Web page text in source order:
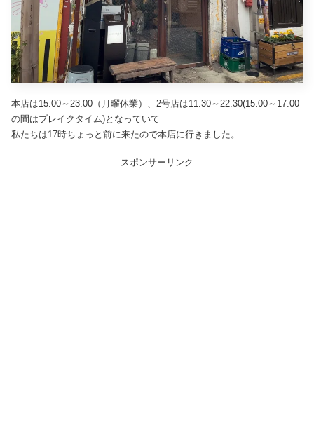
本店は15:00～23:00（月曜休業）、2号店は11:30～22:30(15:00～17:00
の間はブレイクタイム)となっていて
私たちは17時ちょっと前に来たので本店に行きました。
スポンサーリンク